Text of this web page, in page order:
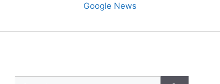
Google News